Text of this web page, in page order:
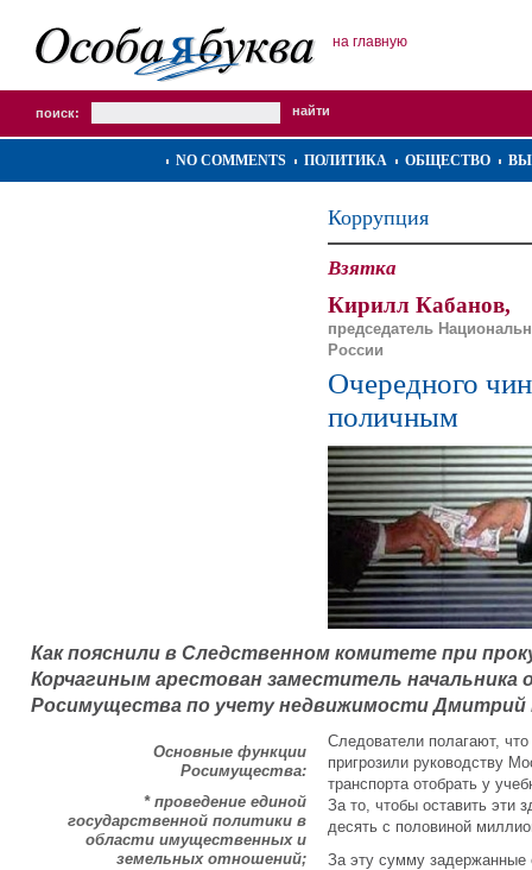
на главную
поиск:
NO COMMENTS ПОЛИТИКА ОБЩЕСТВО
Коррупция
Взятка
Кирилл Кабанов,
председатель
России
Очередного
поличным
Как пояснили в Следственном комитете при
Корчагиным арестован заместитель начальника
Росимущества по учету недвижимости Дмитрий
Основные функции
Росимущества:
* проведение единой
государственной политики в
области имущественных и
земельных отношений;
Следователи полагают,
пригрозили руководству
транспорта отобрать у
За то, чтобы оставить эти
десять с половиной
За эту сумму задержанные